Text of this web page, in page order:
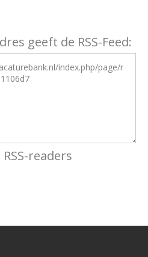
geeft de RSS-Feed:
readers